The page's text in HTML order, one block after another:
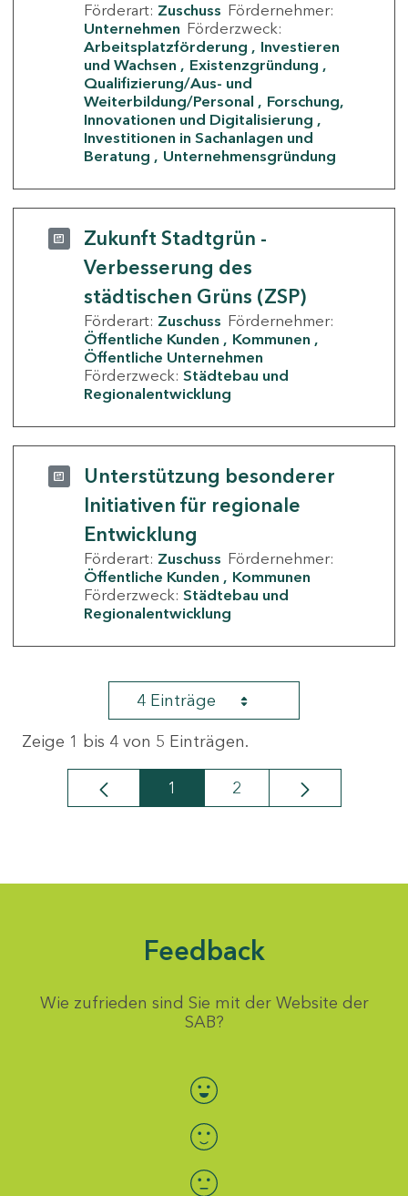
Förderart: Zuschuss Fördernehmer:
Unternehmen Förderzweck:
Arbeitsplatzförderung
Investieren
und Wachsen
Existenzgründung
Qualifizierung/Aus- und
Weiterbildung/Personal
Forschung,
Innovationen und Digitalisierung
Investitionen in Sachanlagen und
Beratung
Unternehmensgründung
Zukunft Stadtgrün -
Verbesserung des
städtischen Grüns (ZSP)
Förderart: Zuschuss Fördernehmer:
Öffentliche Kunden
Kommunen
Öffentliche Unternehmen
Förderzweck: Städtebau und
Regionalentwicklung
Unterstützung besonderer
Initiativen für regionale
Entwicklung
Förderart: Zuschuss Fördernehmer:
Öffentliche Kunden
Kommunen
Förderzweck: Städtebau und
Regionalentwicklung
4 Einträge
Zeige 1 bis 4 von 5 Einträgen.
Seite
1 Seite
2
Feedback
Wie zufrieden sind Sie mit der Website der
SAB?
Bewertung auswählen